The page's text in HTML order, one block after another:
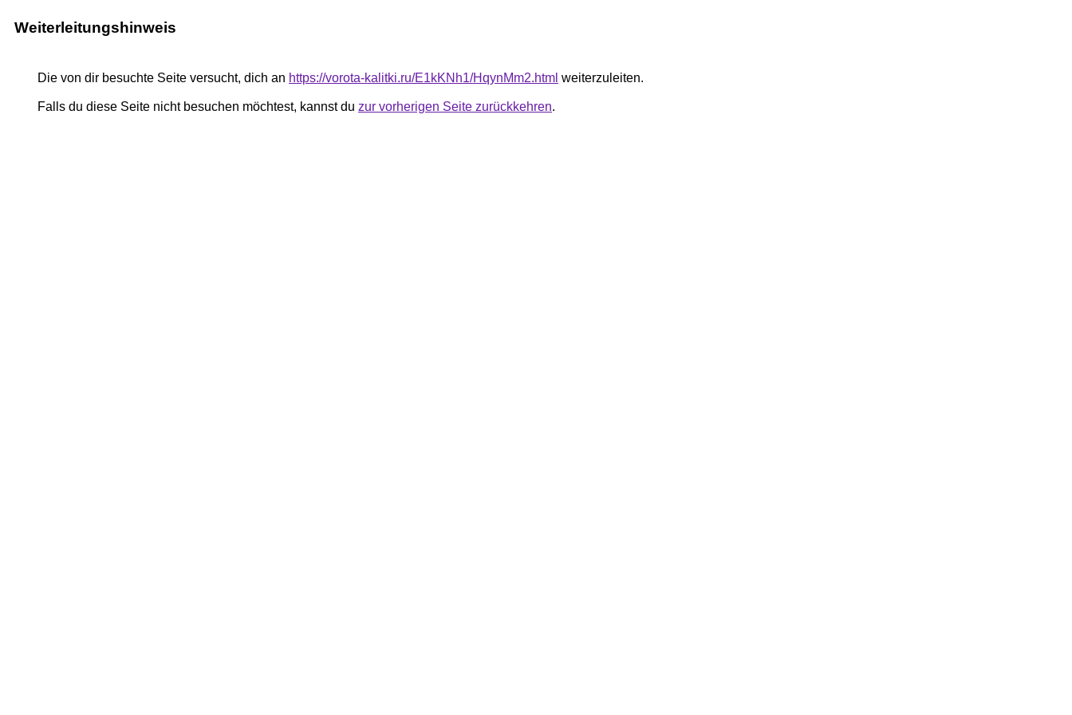
Weiterleitungshinweis
Die von dir besuchte Seite versucht, dich an https://vorota-kalitki.ru/E1kKNh1/HqynMm2.html weiterzuleiten.
Falls du diese Seite nicht besuchen möchtest, kannst du zur vorherigen Seite zurückkehren.